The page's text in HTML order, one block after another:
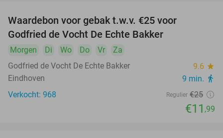
Waardebon voor gebak t.w.v. €25 voor
Godfried de Vocht De Echte Bakker
Morgen Di Wo Do Vr
Za
Godfried de Vocht De Echte Bakker
9.6 star
Eindhoven 9 min. directions_walk
Verkocht: 968 Regulier €25
€11 ,99